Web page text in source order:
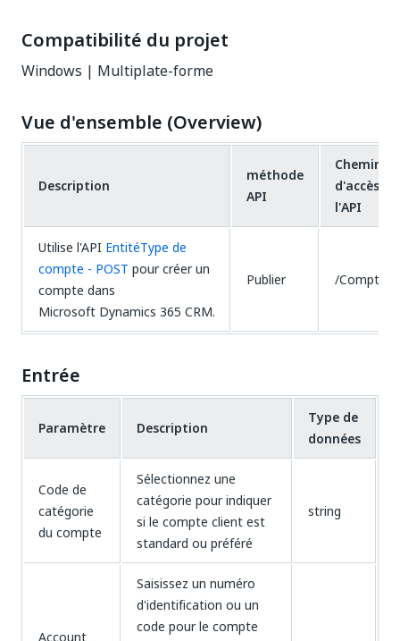
Compatibilité du projet
Windows | Multiplate-forme
Vue d'ensemble (Overview)
Description
méthode
API
Chemin
d'accès à
l'API
Utilise l'API EntitéType de
compte - POST pour créer un
compte dans
Microsoft Dynamics 365 CRM.
Publier /Comptes
Entrée
Paramètre Description
Type de
données
Code de
catégorie
du compte
Sélectionnez une
catégorie pour indiquer
si le compte client est
standard ou préféré
string
Account
Saisissez un numéro
d'identification ou un
code pour le compte